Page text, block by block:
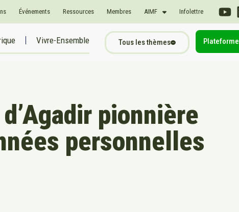
Événements Ressources Membres AIMF Infolettre
Vivre-Ensemble Tous les thèmes Plateforme
pionnière
personnelles